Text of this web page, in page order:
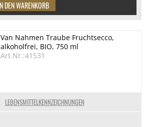
LEBENSMITTELKENNZEICHNUNGEN
Van Nahmen Traube Fruchtsecco,
alkoholfrei, BIO, 750 ml
Art.Nr.:41531